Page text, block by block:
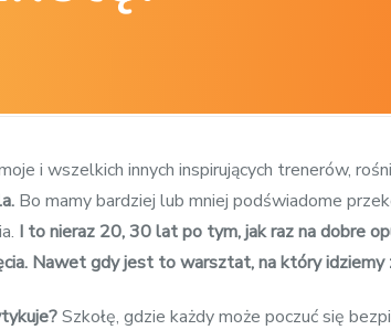
i wszelkich innych inspirujących trenerów,
Bo mamy bardziej lub mniej podświadome
I to nieraz 20, 30 lat po tym, jak raz na dobre
Nawet gdy jest to warsztat, na który idziemy
Szkołę, gdzie każdy może poczuć się